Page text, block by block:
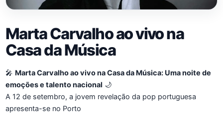
Marta Carvalho ao vivo na
Casa da Música
🎤 Marta Carvalho ao vivo na Casa da Música: Uma noite de
emoções e talento nacional 🌙
A 12 de setembro, a jovem revelação da pop portuguesa
apresenta-se no Porto